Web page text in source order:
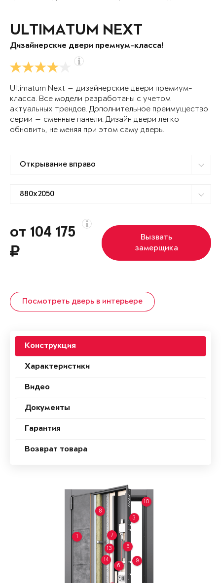
ULTIMATUM NEXT
Дизайнерские двери премиум-класса!
Ultimatum Next — дизайнерские двери премиум-
класса. Все модели разработаны с учетом
актуальных трендов. Дополнительное преимущество
серии — сменные панели. Дизайн двери легко
обновить, не меняя при этом саму дверь.
от 104 175
Вызвать
замерщика
Посмотреть дверь в интерьере
Конструкция
Характеристики
Видео
Документы
Гарантия
Возврат товара
1
3
5
6
7
8
9
10
13
14